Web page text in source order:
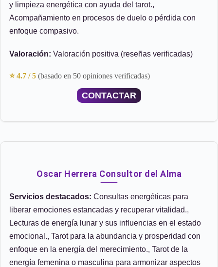
y limpieza energética con ayuda del tarot.,
Acompañamiento en procesos de duelo o pérdida con
enfoque compasivo.
Valoración: Valoración positiva (reseñas verificadas)
⭐ 4.7 / 5 (basado en 50 opiniones verificadas)
CONTACTAR
Oscar Herrera Consultor del Alma
Servicios destacados: Consultas energéticas para
liberar emociones estancadas y recuperar vitalidad.,
Lecturas de energía lunar y sus influencias en el estado
emocional., Tarot para la abundancia y prosperidad con
enfoque en la energía del merecimiento., Tarot de la
energía femenina o masculina para armonizar aspectos